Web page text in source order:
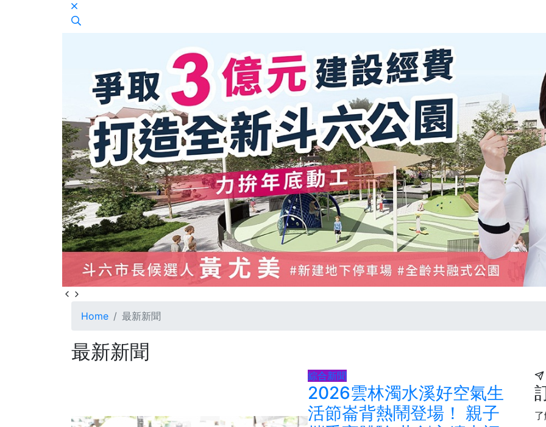
Home 最新新聞
最新新聞
綜合新聞
2026雲林濁水溪好空氣生
活節崙背熱鬧登場！ 親子